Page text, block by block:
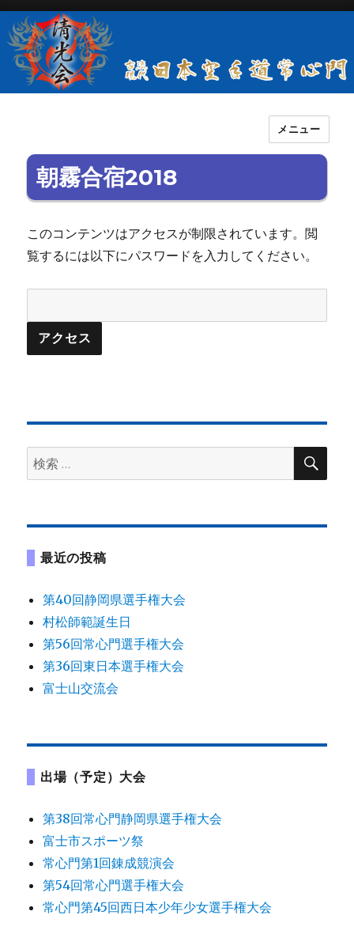
古流現代日本空手道常心門清光会
メニュー
朝霧合宿2018
このコンテンツはアクセスが制限されています。閲
覧するには以下にパスワードを入力してください。
検
索:
検
最近の投稿
第40回静岡県選手権大会
村松師範誕生日
第56回常心門選手権大会
第36回東日本選手権大会
富士山交流会
出場（予定）大会
第38回常心門静岡県選手権大会
富士市スポーツ祭
常心門第1回錬成競演会
第54回常心門選手権大会
常心門第45回西日本少年少女選手権大会